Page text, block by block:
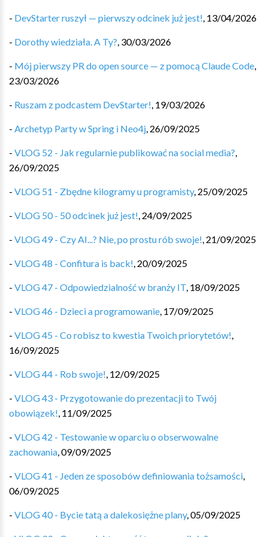
- DevStarter ruszył — pierwszy odcinek już jest!, 13/04/2026
- Dorothy wiedziała. A Ty?, 30/03/2026
- Mój pierwszy PR do open source — z pomocą Claude Code,
23/03/2026
- Ruszam z podcastem DevStarter!, 19/03/2026
- Archetyp Party w Spring i Neo4j, 26/09/2025
- VLOG 52 - Jak regularnie publikować na social media?,
26/09/2025
- VLOG 51 - Zbędne kilogramy u programisty, 25/09/2025
- VLOG 50 - 50 odcinek już jest!, 24/09/2025
- VLOG 49 - Czy AI...? Nie, po prostu rób swoje!, 21/09/2025
- VLOG 48 - Confitura is back!, 20/09/2025
- VLOG 47 - Odpowiedzialność w branży IT, 18/09/2025
- VLOG 46 - Dzieci a programowanie, 17/09/2025
- VLOG 45 - Co robisz to kwestia Twoich priorytetów!,
16/09/2025
- VLOG 44 - Rob swoje!, 12/09/2025
- VLOG 43 - Przygotowanie do prezentacji to Twój
obowiązek!, 11/09/2025
- VLOG 42 - Testowanie w oparciu o obserwowalne
zachowania,09/09/2025
- VLOG 41 - Jeden ze sposobów definiowania tożsamości,
06/09/2025
- VLOG 40 - Bycie tatą a dalekosiężne plany,05/09/2025